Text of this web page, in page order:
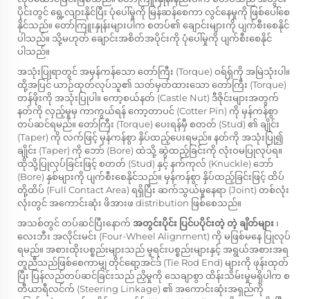
ပိုင်းတွင် ရွေ့လျားနိုင်ပြီး ပုံပေါ်မှုကို မြန်ဆန်စေကာ လွင်နေမှုကို ဖြစ်ပေါ်စေ
နိုင်သည်။ တော်ကြူးနှုန်းများပါက စတပ်၏ ချောင်းများကို ပျက်စီးစေနိုင်
ပါသည်။ သို့မဟုတ် ချောင်းအစိတ်အပိုင်းကို ပုံပေါ်မှုကို ပျက်စီးစေနိုင်
ပါသည်။
အသုံးပြုရာတွင် အမှန်ကန်သော တော်ကြီး (Torque) ဝရ်ရှ်ကို အမြဲသုံးပါ။
ထို့အပြင် ယာဉ်ထုတ်လုပ်သူ၏ သတ်မှတ်ထားသော တော်ကြီး (Torque)
တန်ဖိုးကို အသုံးပြုပါ။ ကော့စယ်နတ် (Castle Nut) ဒီဇိုင်းများအတွက်
နတ်ကို လှည့်မှုမှ ကာကွယ်ရန် ကော့တာပင် (Cotter Pin) ကို မှန်ကန်စွာ
တပ်ဆင်ရမည်။ တော်ကြီး (Torque) ပေးရန်မှီ စတတ် (Stud) ၏ ချိုင်း
(Taper) ကို လက်ဖြင့် မှန်ကန်စွာ နှိပ်ထည့်ပေးရမည်။ နတ်ကို အသုံးပြု၍
ချိုင်း (Taper) ကို ဘော် (Bore) ထဲသို့ ဆွဲထည့်ခြင်းကို လုံးဝမပြုလုပ်ရ။
ထိုသို့ပြုလုပ်ခြင်းဖြင့် စတတ် (Stud) နှင့် နက်ကုလ် (Knuckle) ဘော်
(Bore) နှစ်များကို ပျက်စီးစေနိုင်သည်။ မှန်ကန်စွာ နှိပ်ထည့်ခြင်းဖြင့် ထိပ်
တို့ထိပ် (Full Contact Area) ရရှိပြီး ဆက်သွယ်မှုနေရာ (Joint) တစ်လုံး
လုံးတွင် အကောင်းဆုံး ဖိအားဖ distribution ဖြစ်စေသည်။
အသစ်တွင် တပ်ဆင်ပြီးနောက် အတွင်းပိုင်း ပြင်ပပိုင်းတဲ့ တဲ့ ချိတ်များ ၊
လေးဘီး အလိုင်းမင်း (Four-Wheel Alignment) ကို မဖြစ်မနေ ပြုလုပ်
ရမည်။ အစားထိုးပစ္စည်းများသည် မူရင်းပစ္စည်းများနှင့် အရွယ်အစားအရ
တူညီသည်ဖြစ်စေကာမျှ တိုင်ရော့အင်ဒ် (Tie Rod End) များကို ဖုန်းထုတ်
ပြီး ပြန်လည်တပ်ဆင်ခြင်းသည် ညှိမှုကို သေချာစွာ ထိန်းသိမ်းမှုမရှိပါက စ
တီယာရီလင်က် (Steering Linkage) ၏ အကောင်းဆုံးအရှည်ကို